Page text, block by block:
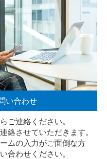
い合わせ
ご連絡ください。
絡させていただきます。
ムの入力がご面倒な方
合わせください。